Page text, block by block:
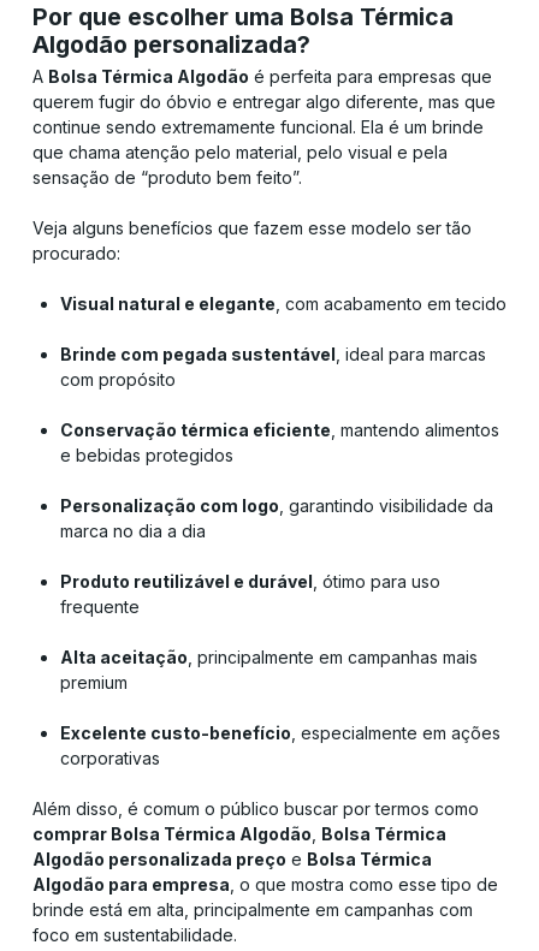
Por que escolher uma Bolsa Térmica
Algodão personalizada?
A Bolsa Térmica Algodão é perfeita para empresas que
querem fugir do óbvio e entregar algo diferente, mas que
continue sendo extremamente funcional. Ela é um brinde
que chama atenção pelo material, pelo visual e pela
sensação de “produto bem feito”.
Veja alguns benefícios que fazem esse modelo ser tão
procurado:
Visual natural e elegante , com acabamento em tecido
Brinde com pegada sustentável , ideal para marcas
com propósito
Conservação térmica eficiente , mantendo alimentos
e bebidas protegidos
Personalização com logo , garantindo visibilidade da
marca no dia a dia
Produto reutilizável e durável , ótimo para uso
frequente
Alta aceitação , principalmente em campanhas mais
premium
Excelente custo-benefício , especialmente em ações
corporativas
Além disso, é comum o público buscar por termos como
comprar Bolsa Térmica Algodão Bolsa Térmica
Algodão personalizada preço e Bolsa Térmica
Algodão para empresa , o que mostra como esse tipo de
brinde está em alta, principalmente em campanhas com
foco em sustentabilidade.